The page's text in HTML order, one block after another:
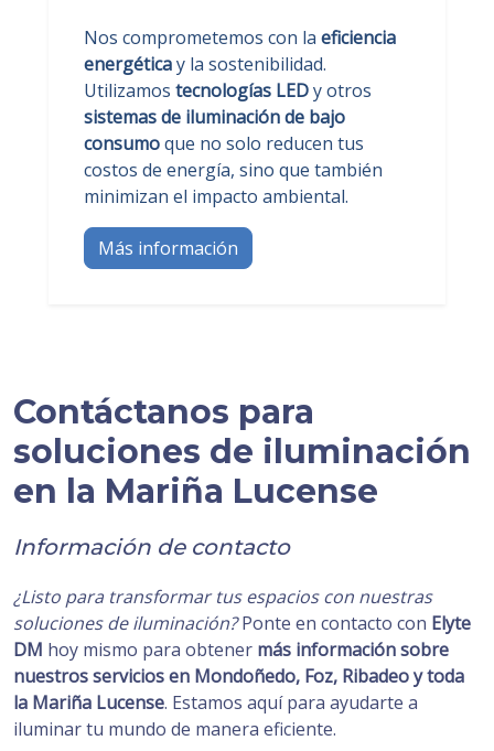
Nos comprometemos con la eficiencia
energéticay la sostenibilidad.
Utilizamos tecnologías LEDy otros
sistemas de iluminación de bajo
consumoque no solo reducen tus
costos de energía, sino que también
minimizan el impacto ambiental.
Más información
Contáctanos para
soluciones de iluminación
en la Mariña Lucense
Información de contacto
¿Listo para transformar tus espacios con nuestras
soluciones de iluminación?Ponte en contacto con Elyte
DM hoy mismo para obtener más información sobre
nuestros servicios en Mondoñedo, Foz, Ribadeo y toda
la Mariña Lucense. Estamos aquí para ayudarte a
iluminar tu mundo de manera eficiente.